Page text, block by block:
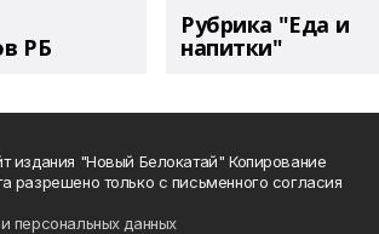
РБ
Рубрика "Еда и
напитки"
издания "Новый Белокатай" Копирование
разрешено только с письменного согласия
персональных данных